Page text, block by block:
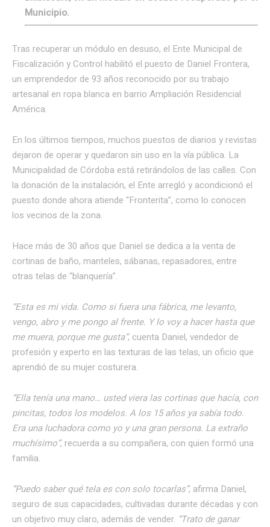
Municipio.
Tras recuperar un módulo en desuso, el Ente Municipal de
Fiscalización y Control habilitó el puesto de Daniel Frontera,
un emprendedor de 93 años reconocido por su trabajo
artesanal en ropa blanca en barrio Ampliación Residencial
América.
En los últimos tiempos, muchos puestos de diarios y revistas
dejaron de operar y quedaron sin uso en la vía pública. La
Municipalidad de Córdoba está retirándolos de las calles. Con
la donación de la instalación, el Ente arregló y acondicionó el
puesto donde ahora atiende “Fronterita”, como lo conocen
los vecinos de la zona.
Hace más de 30 años que Daniel se dedica a la venta de
cortinas de baño, manteles, sábanas, repasadores, entre
otras telas de “blanquería”.
“Esta es mi vida. Como si fuera una fábrica, me levanto,
vengo, abro y me pongo al frente. Y lo voy a hacer hasta que
me muera, porque me gusta”, cuenta Daniel, vendedor de
profesión y experto en las texturas de las telas, un oficio que
aprendió de su mujer costurera.
“Ella tenía una mano… usted viera las cortinas que hacía, con
pincitas, todos los modelos. A los 15 años ya sabía todo.
Era una luchadora como yo y una gran persona. La extraño
muchísimo”, recuerda a su compañera, con quien formó una
familia.
“Puedo saber qué tela es con solo tocarlas”, afirma Daniel,
seguro de sus capacidades, cultivadas durante décadas y con
un objetivo muy claro, además de vender. “Trato de ganar